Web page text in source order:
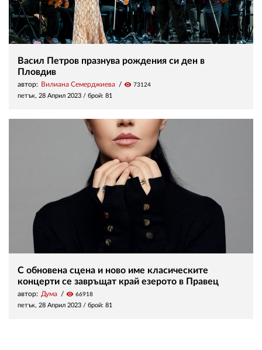
Васил Петров празнува рождения си ден в
Пловдив
автор: Вилиана Семерджиева visibility 73124
петък, 28 Април 2023 / брой: 81
С обновенa сцена и ново име класическите
концерти се завръщат край езерото в Правец
автор: Дума visibility 66918
петък, 28 Април 2023 / брой: 81